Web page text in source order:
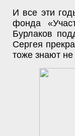
И все эти
фонда
Бурлаков
Сергея
тоже знают